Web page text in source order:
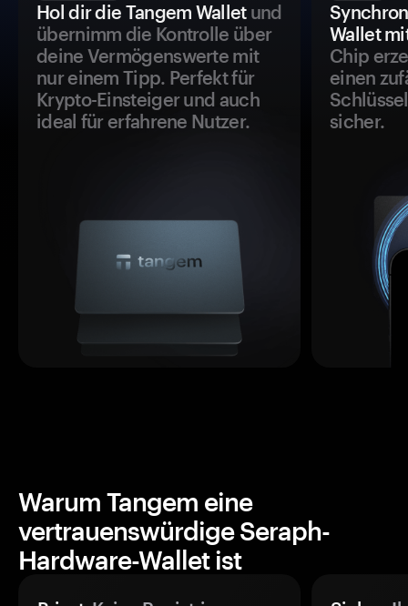
Hol dir die Tangem Walletund
übernimm die Kontrolle über
deine Vermögenswerte mit
nur einem Tipp. Perfekt für
Krypto-Einsteiger und auch
ideal für erfahrene Nutzer.
Wallet
Chip
einen
sicher.
Warum Tangem eine
vertrauenswürdige Seraph-
Hardware-Wallet ist